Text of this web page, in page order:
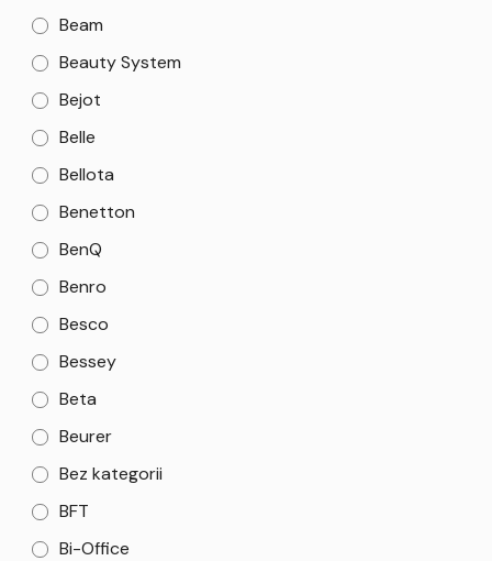
Beam
Beauty System
Bejot
Belle
Bellota
Benetton
BenQ
Benro
Besco
Bessey
Beta
Beurer
Bez kategorii
BFT
Bi-Office